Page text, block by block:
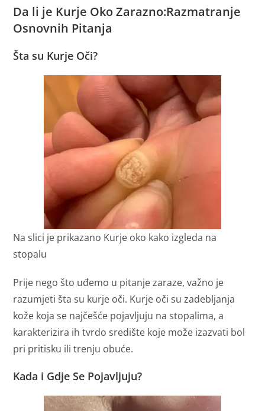
Da li je Kurje Oko Zarazno:Razmatranje
Osnovnih Pitanja
Šta su Kurje Oči?
Na slici je prikazano Kurje oko kako izgleda na
stopalu
Prije nego što uđemo u pitanje zaraze, važno je
razumjeti šta su kurje oči. Kurje oči su zadebljanja
kože koja se najčešće pojavljuju na stopalima, a
karakterizira ih tvrdo središte koje može izazvati bol
pri pritisku ili trenju obuće.
Kada i Gdje Se Pojavljuju?